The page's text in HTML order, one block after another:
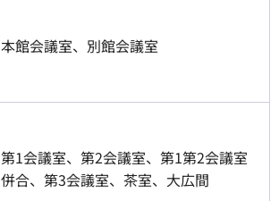
本館会議室、別館会議室
第1会議室、第2会議室、第1第2会議室
併合、第3会議室、茶室、大広間